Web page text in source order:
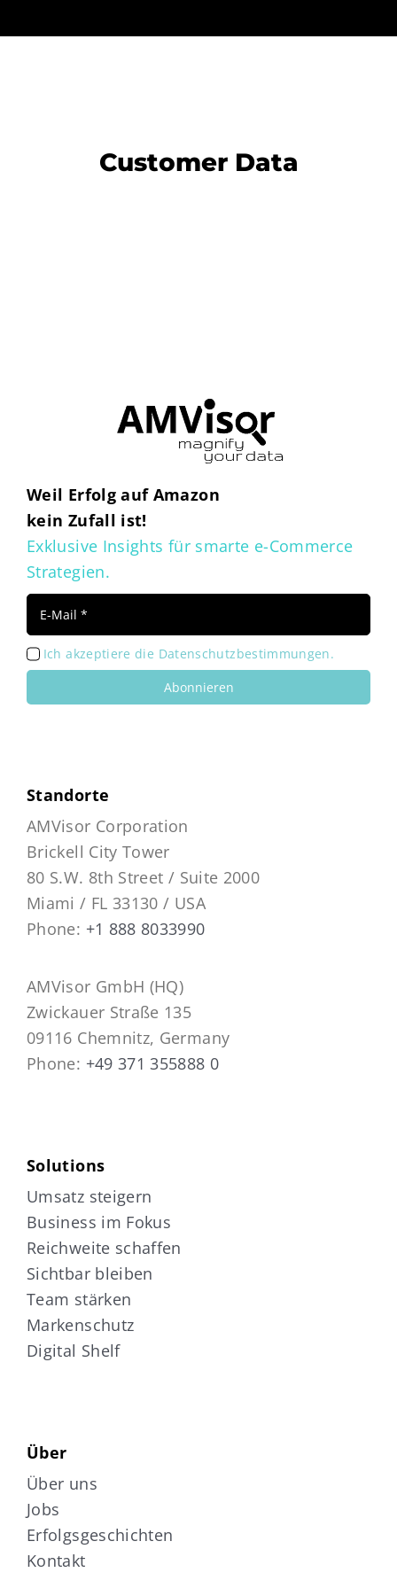
Customer Data
Weil Erfolg auf Amazon
kein Zufall ist!
Exklusive Insights für smarte e-Commerce
Strategien.
Ich akzeptiere die Datenschutzbestimmungen.
Abonnieren
Standorte
AMVisor Corporation
Brickell City Tower
80 S.W. 8th Street / Suite 2000
Miami / FL 33130 / USA
Phone: +1 888 8033990
AMVisor GmbH (HQ)
Zwickauer Straße 135
09116 Chemnitz, Germany
Phone: +49 371 355888 0
Solutions
Umsatz steigern
Business im Fokus
Reichweite schaffen
Sichtbar bleiben
Team stärken
Markenschutz
Digital Shelf
Über
Über uns
Jobs
Erfolgsgeschichten
Kontakt